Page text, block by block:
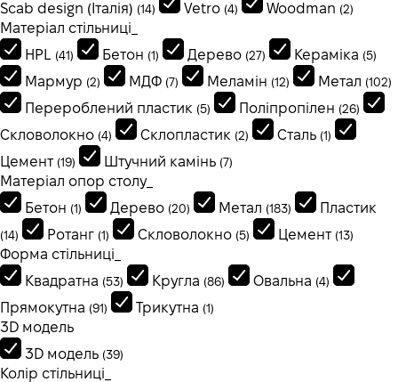
Scab design (Італія) (14) Vetro (4) Woodman (2)
Матеріал стільниці_
HPL (41) Бетон (1) Дерево (27) Кераміка (5)
Мармур (2) МДФ (7) Меламін (12) Метал (102)
Перероблений пластик (5) Поліпропілен (26)
Скловолокно (4) Склопластик (2) Сталь (1)
Цемент (19) Штучний камінь (7)
Матеріал опор столу_
Бетон (1) Дерево (20) Метал (183) Пластик
(14) Ротанг (1) Скловолокно (5) Цемент (13)
Форма стільниці_
Квадратна (53) Кругла (86) Овальна (4)
Прямокутна (91) Трикутна (1)
3D модель
3D модель (39)
Колір стільниці_